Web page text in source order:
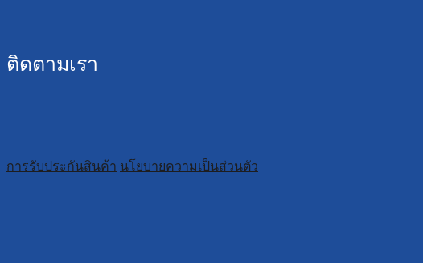
ติดตามเรา
การรับประกันสินค้า นโยบายความเป็นส่วนตัว